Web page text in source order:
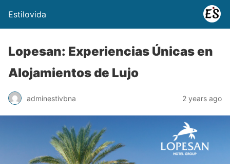
Estilovida
Lopesan: Experiencias Únicas en
Alojamientos de Lujo
adminestivbna 2 years ago